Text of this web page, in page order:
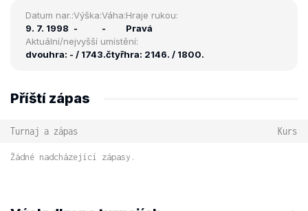
Datum nar.:
9. 7. 1998
Výška:
-
Váha:
-
Hraje rukou:
Pravá
Aktuální/nejvyšší umístění:
dvouhra: - / 1743.čtyřhra: 2146. / 1800.
Příští zápas
Turnaj a zápas Kurs
Žádné nadcházející zápasy.